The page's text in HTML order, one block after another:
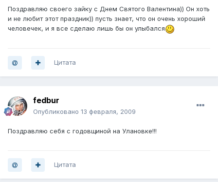
Поздравляю своего зайку с Днем Святого Валентина)) Он хоть
и не любит этот праздник)) пусть знает, что он очень хороший
человечек, и я все сделаю лишь бы он улыбался
Цитата
fedbur
Опубликовано 13 февраля, 2009
Поздравляю себя с годовщиной на Улановке!!!
Цитата